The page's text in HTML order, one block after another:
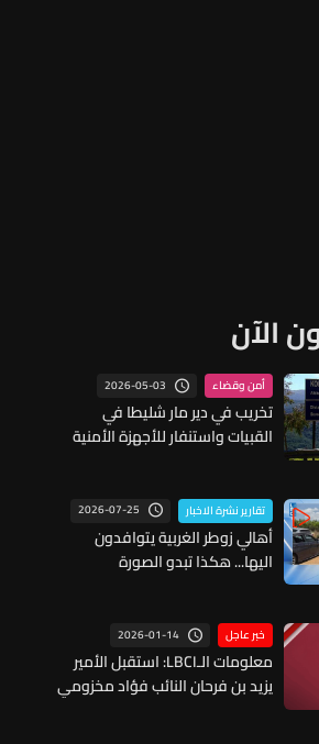
الآن
أمن وقضاء 2026-05-03
تخريب في دير مار شليطا في
القبيات واستنفار للأجهزة الأمنية
تقارير نشرة الاخبار 2026-07-25
أهالي زوطر الغربية يتوافدون
اليها... هكذا تبدو الصورة
خبر عاجل 2026-01-14
معلومات الـLBCI: استقبل الأمير
يزيد بن فرحان النائب فؤاد مخزومي